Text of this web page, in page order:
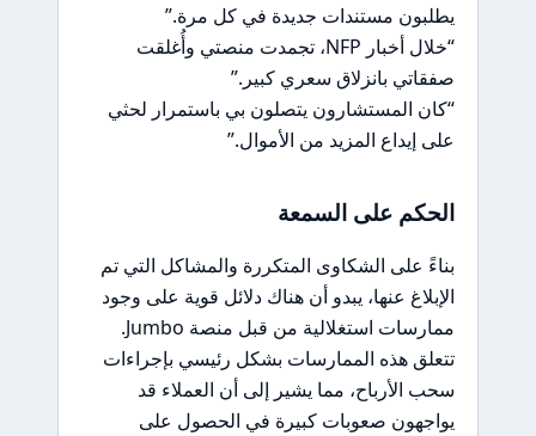
يطلبون مستندات جديدة في كل مرة.”
“خلال أخبار NFP، تجمدت منصتي وأُغلقت
صفقاتي بانزلاق سعري كبير.”
“كان المستشارون يتصلون بي باستمرار لحثي
على إيداع المزيد من الأموال.”
الحكم على السمعة
بناءً على الشكاوى المتكررة والمشاكل التي تم
الإبلاغ عنها، يبدو أن هناك دلائل قوية على وجود
ممارسات استغلالية من قبل منصة Jumbo.
تتعلق هذه الممارسات بشكل رئيسي بإجراءات
سحب الأرباح، مما يشير إلى أن العملاء قد
يواجهون صعوبات كبيرة في الحصول على